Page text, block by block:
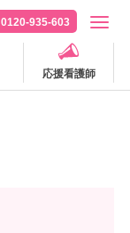
0120-935-603
応援看護師